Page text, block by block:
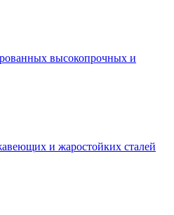
высокопрочных и
и жаростойких сталей